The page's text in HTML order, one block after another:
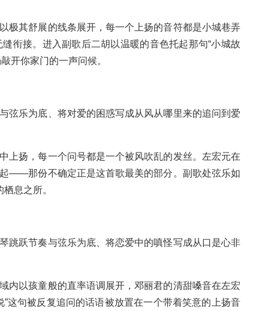
极其舒展的线条展开，每一个上扬的音符都是小城巷弄
衔接。进入副歌后二胡以温暖的音色托起那句“小城故
开你家门的一声问候。
弦乐为底、将对爱的困惑写成从风从哪里来的追问到爱
上扬，每一个问号都是一个被风吹乱的发丝。左宏元在
——那份不确定正是这首歌最美的部分。副歌处弦乐如
息之所。
跳跃节奏与弦乐为底、将恋爱中的嗔怪写成从口是心非
内以孩童般的直率语调展开，邓丽君的清甜嗓音在左宏
这句被反复追问的话语被放置在一个带着笑意的上扬音